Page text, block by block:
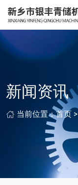
新闻资讯
当前位置：首页 >